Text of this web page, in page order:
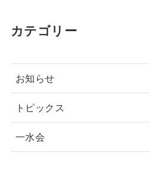
カテゴリー
お知らせ
トピックス
一水会